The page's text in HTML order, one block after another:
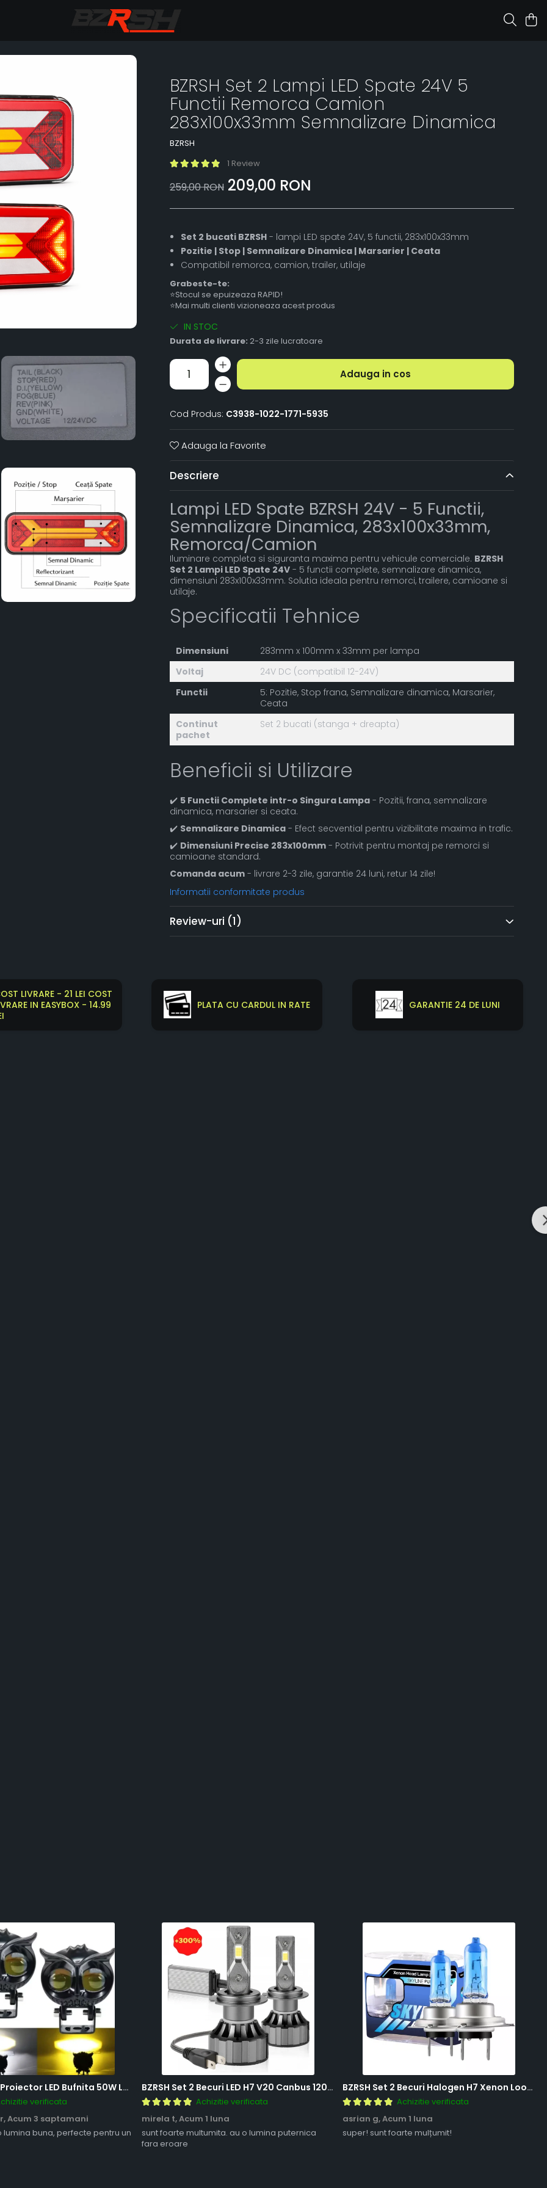
BZRSH Set 2 Lampi LED Spate 24V 5
Functii Remorca Camion
283x100x33mm Semnalizare Dinamica
BZRSH
1 Review
259,00 RON 209,00 RON
Set 2 bucati BZRSH- lampi LED spate 24V, 5 functii, 283x100x33mm
Pozitie | Stop | Semnalizare Dinamica | Marsarier | Ceata
Compatibil remorca, camion, trailer, utilaje
Grabeste-te:
⭐Stocul se epuizeaza RAPID!
⭐Mai multi clienti vizioneaza acest produs
IN STOC
Durata de livrare: 2-3 zile lucratoare
Adauga in cos
Cod Produs: C3938-1022-1771-5935
Adauga la Favorite
Descriere
Lampi LED Spate BZRSH 24V - 5 Functii,
Semnalizare Dinamica, 283x100x33mm,
Remorca/Camion
Iluminare completa si siguranta maxima pentru vehicule comerciale. BZRSH
Set 2 Lampi LED Spate 24V- 5 functii complete, semnalizare dinamica,
dimensiuni 283x100x33mm. Solutia ideala pentru remorci, trailere, camioane si
utilaje.
Specificatii Tehnice
Dimensiuni
283mm x 100mm x 33mm per lampa
Voltaj
24V DC (compatibil 12-24V)
Functii
5: Pozitie, Stop frana, Semnalizare dinamica, Marsarier,
Ceata
Continut
pachet
Set 2 bucati (stanga + dreapta)
Beneficii si Utilizare
✔️ 5 Functii Complete intr-o Singura Lampa- Pozitii, frana, semnalizare
dinamica, marsarier si ceata.
✔️ Semnalizare Dinamica- Efect secvential pentru vizibilitate maxima in trafic.
✔️ Dimensiuni Precise 283x100mm- Potrivit pentru montaj pe remorci si
camioane standard.
Comanda acum- livrare 2-3 zile, garantie 24 luni, retur 14 zile!
Informatii conformitate produs
Review-uri (1)
LIVRARE - 21 LEI COST
IN EASYBOX - 14.99
PLATA CU CARDUL IN RATE GARANTIE 24 DE LUNI
BZRSH Set 2x Proiector LED Bufnita 50W Lupa 2 Faze Alb-Galben 12-24V Moto ATV
verificata
Acum 3 saptamani
lumina buna, perfecte pentru un
BZRSH Set 2 Becuri LED H7 V20 Canbus 120W 12000 Lumeni Alb Rece 6000K Fara Eroare
Achizitie verificata
mirela t,Acum 1 luna
sunt foarte multumita. au o lumina puternica
fara eroare
BZRSH Set 2 Becuri Halogen H7 Xenon Look 12V 55W 5000K Lumina Alba
Achizitie verificata
asrian g,Acum 1 luna
super! sunt foarte mulțumit!